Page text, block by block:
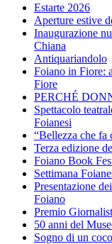
Estarte 2026
Aperture estive
Inaugurazione
Chiana
Antiquariandolo
Foiano in Fiore:
Fiore
PERCHÉ
Spettacolo
Foianesi
“Bellezza che fa
Terza edizione
Foiano Book
Settimana
Presentazione
Foiano
Premio
50 anni del
Sogno di un